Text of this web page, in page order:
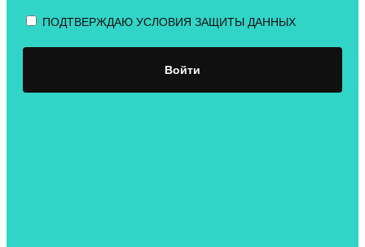
ПОДТВЕРЖДАЮ УСЛОВИЯ ЗАЩИТЫ ДАННЫХ
Войти